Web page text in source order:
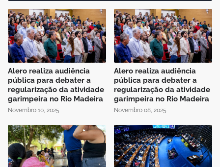
Alero realiza audiência
pública para debater a
regularização da atividade
garimpeira no Rio Madeira
Novembro 10, 2025
Alero realiza audiência
pública para debater a
regularização da atividade
garimpeira no Rio Madeira
Novembro 08, 2025